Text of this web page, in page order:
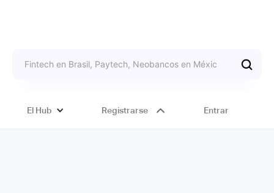
El Hub Registrarse Entrar